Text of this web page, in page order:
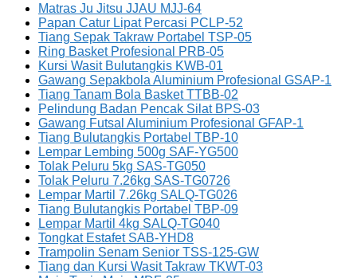
Matras Ju Jitsu JJAU MJJ-64
Papan Catur Lipat Percasi PCLP-52
Tiang Sepak Takraw Portabel TSP-05
Ring Basket Profesional PRB-05
Kursi Wasit Bulutangkis KWB-01
Gawang Sepakbola Aluminium Profesional GSAP-1
Tiang Tanam Bola Basket TTBB-02
Pelindung Badan Pencak Silat BPS-03
Gawang Futsal Aluminium Profesional GFAP-1
Tiang Bulutangkis Portabel TBP-10
Lempar Lembing 500g SAF-YG500
Tolak Peluru 5kg SAS-TG050
Tolak Peluru 7.26kg SAS-TG0726
Lempar Martil 7.26kg SALQ-TG026
Tiang Bulutangkis Portabel TBP-09
Lempar Martil 4kg SALQ-TG040
Tongkat Estafet SAB-YHD8
Trampolin Senam Senior TSS-125-GW
Tiang dan Kursi Wasit Takraw TKWT-03